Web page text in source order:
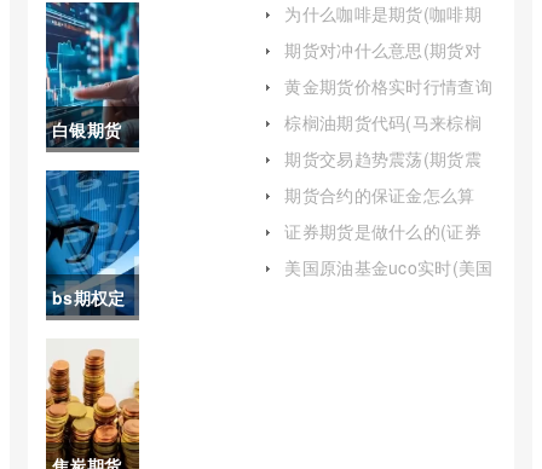
白银期货
交易时间
有周末吗
(白银期货
周六日交
易吗)
bs期权定
价公式的
产生(bs期
权定价模
为什么咖啡是期货(咖啡期
货到底在哪里)
期货对冲什么意思(期货对
冲会面临哪些风险)
黄金期货价格实时行情查询
(黄金期货价格走势实时行
情)
棕榈油期货代码(马来棕榈
油期货)
期货交易趋势震荡(期货震
荡策略模型)
期货合约的保证金怎么算
(期货保证金为合约金额的
5)
证券期货是做什么的(证券
期货有哪些产品)
美国原油基金uco实时(美国